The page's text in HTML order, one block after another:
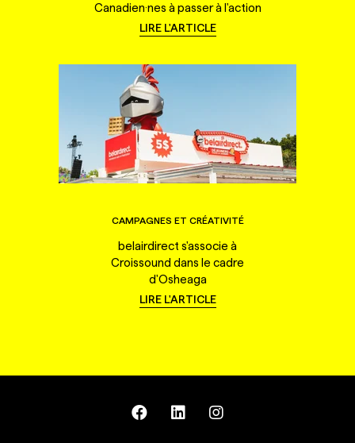
Canadien·nes à passer à l'action
LIRE L'ARTICLE
CAMPAGNES ET CRÉATIVITÉ
belairdirect s'associe à
Croissound dans le cadre
d'Osheaga
LIRE L'ARTICLE